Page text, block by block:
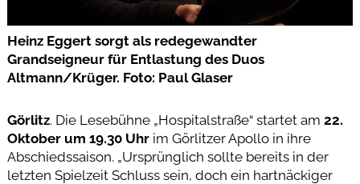
Heinz Eggert sorgt als redegewandter
Grandseigneur für Entlastung des Duos
Altmann/Krüger. Foto: Paul Glaser
Görlitz. Die Lesebühne „Hospitalstraße“ startet am 22.
Oktober um 19.30 Uhrim Görlitzer Apollo in ihre
Abschiedssaison. „Ursprünglich sollte bereits in der
letzten Spielzeit Schluss sein, doch ein hartnäckiger